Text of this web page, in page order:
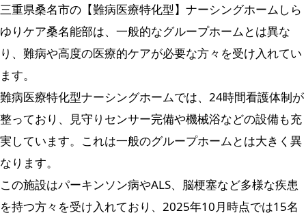
三重県桑名市の【難病医療特化型】ナーシングホームしら
ゆりケア桑名能部は、一般的なグループホームとは異な
り、難病や高度の医療的ケアが必要な方々を受け入れてい
ます。
難病医療特化型ナーシングホームでは、24時間看護体制が
整っており、見守りセンサー完備や機械浴などの設備も充
実しています。これは一般のグループホームとは大きく異
なります。
この施設はパーキンソン病やALS、脳梗塞など多様な疾患
を持つ方々を受け入れており、2025年10月時点では15名